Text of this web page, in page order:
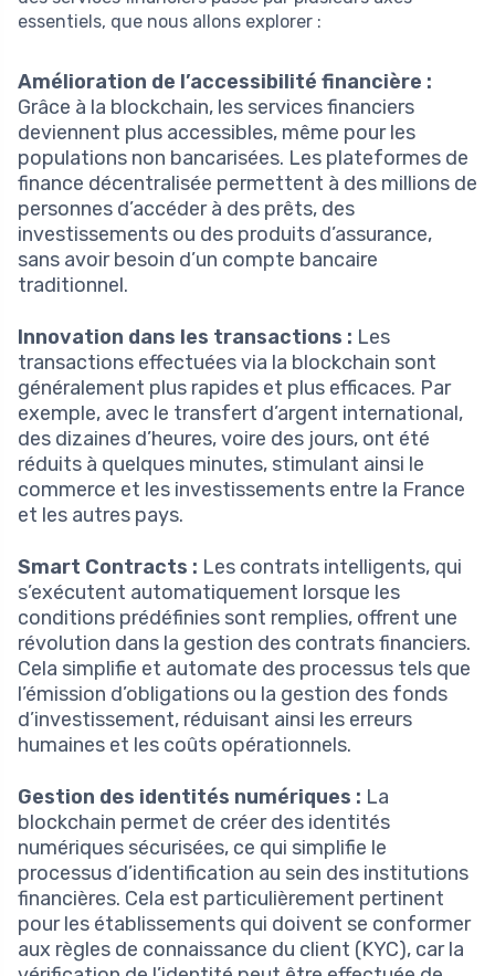
essentiels, que nous allons explorer :
Amélioration de l’accessibilité financière :
Grâce à la blockchain, les services financiers
deviennent plus accessibles, même pour les
populations non bancarisées. Les plateformes de
finance décentralisée permettent à des millions de
personnes d’accéder à des prêts, des
investissements ou des produits d’assurance,
sans avoir besoin d’un compte bancaire
traditionnel.
Innovation dans les transactions : Les
transactions effectuées via la blockchain sont
généralement plus rapides et plus efficaces. Par
exemple, avec le transfert d’argent international,
des dizaines d’heures, voire des jours, ont été
réduits à quelques minutes, stimulant ainsi le
commerce et les investissements entre la France
et les autres pays.
Smart Contracts : Les contrats intelligents, qui
s’exécutent automatiquement lorsque les
conditions prédéfinies sont remplies, offrent une
révolution dans la gestion des contrats financiers.
Cela simplifie et automate des processus tels que
l’émission d’obligations ou la gestion des fonds
d’investissement, réduisant ainsi les erreurs
humaines et les coûts opérationnels.
Gestion des identités numériques : La
blockchain permet de créer des identités
numériques sécurisées, ce qui simplifie le
processus d’identification au sein des institutions
financières. Cela est particulièrement pertinent
pour les établissements qui doivent se conformer
aux règles de connaissance du client (KYC), car la